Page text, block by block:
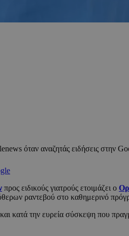
όταν αναζητάς ειδήσεις στην
προς ειδικούς γιατρούς ετοιμάζει ο
ραντεβού στο καθημερινό
κατά την ευρεία σύσκεψη που